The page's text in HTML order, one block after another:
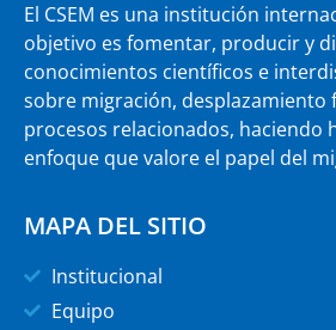
El CSEM es una institución
objetivo es fomentar, producir y
conocimientos científicos e
sobre migración, desplazamiento
procesos relacionados, haciendo
enfoque que valore el papel del
MAPA DEL SITIO
Institucional
Equipo